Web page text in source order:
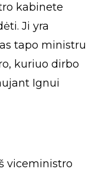
kabinete
Ji yra
tapo ministru
kuriuo dirbo
Ignui
viceministro